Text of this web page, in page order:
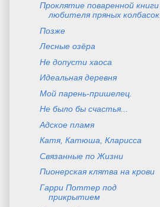
Проклятие поваренной книги
любителя пряных колбасок.
Позже
Лесные озёра
Не допусти хаоса
Идеальная деревня
Мой парень-пришелец.
Не было бы счастья...
Адское пламя
Катя, Катюша, Кларисса
Связанные по Жизни
Пионерская клятва на крови
Гарри Поттер под
прикрытием